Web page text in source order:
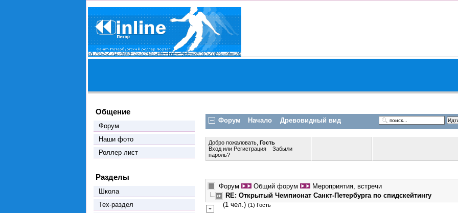
Общение
Форум
Наши фото
Роллер лист
Разделы
Школа
Тех-раздел
Форум Начало Древовидный вид
Добро пожаловать, Гость
Вход или Регистрация
Забыли
пароль?
Форум Общий форум
Мероприятия, встречи
RE: Открытый Чемпионат Санкт-Петербурга по спидскейтингу
(1 чел.) (1) Гость